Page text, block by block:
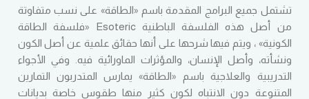
تشتمل جميع البرامج المقدمة باسم «الطاقة» على نسب متفاوتة
من أصل هذه الفلسفة الباطنية Esoteric «فلسفة الطاقة
الكونية» ، ويتم فيها شرحها على أنها حقائق علمية عن أصل الكون
ونشأته، وأصل الإنسان، والمؤثرات الماورائية فيه. وفي الأجواء
التدريبية والعلاجية باسم «الطاقة» يمارس المتدربون التمارين
المتنوعة دون الانتباه لكون كثير منها طقوس خاصة بديانات